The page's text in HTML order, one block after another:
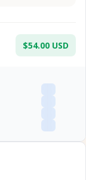
$54.00 USD